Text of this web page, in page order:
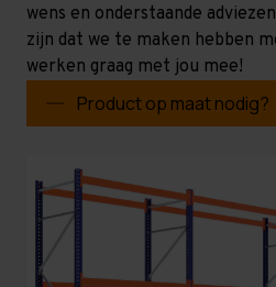
wens en onderstaande
zijn dat we te maken hebben
werken graag met jou mee!
Product op maat nodig?